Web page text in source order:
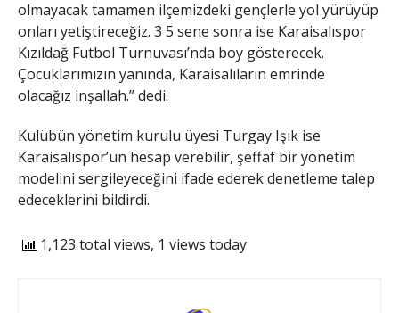
olmayacak tamamen ilçemizdeki gençlerle yol yürüyüp
onları yetiştireceğiz. 3 5 sene sonra ise Karaisalıspor
Kızıldağ Futbol Turnuvası’nda boy gösterecek.
Çocuklarımızın yanında, Karaisalıların emrinde
olacağız inşallah.” dedi.
Kulübün yönetim kurulu üyesi Turgay Işık ise
Karaisalıspor’un hesap verebilir, şeffaf bir yönetim
modelini sergileyeceğini ifade ederek denetleme talep
edeceklerini bildirdi.
1,123 total views, 1 views today